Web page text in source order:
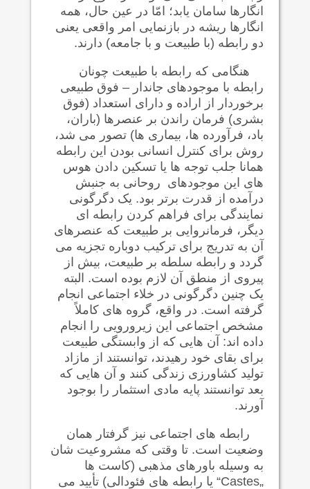
انگارها سامان يابد؛ امّا در عین حال، همه
انگارها ريشه در بازنمایی امر واقعی يعنی
دو رابطه (با طبيعت و با جامعه) دارند.
هنگامی که رابطه با طبيعت چونان
رابطه با موجودهای جاندار – فوق طبيعی
برخوردار از اراده و دارای استعداد (فوق
بشری) فرمان راندن بر عنصرها (باران،
باد، فرآورده ها، بيماری ها) تصور می شد،
روش برای کنترل انسانی بودن این رابطه
همانا جلب توجه ها یا تسکین دادن هوس
های این موجودهای روحانی به جنبش
درآمده از قدرت برتر بود. یک دگرگونی
نمایندگی برای فراهم کردن رابطه ای
ديگر، فرمانروایی بر طبيعت که عنصرهای
آن به تدريج برای ترکیب دوباره تجزیه می
گردد و رابطه سلطه بر طبيعت، بیش از
پيروی از منطق آن لازم بوده است. البته
یک چنین دگرگونی در خلاء اجتماعی انجام
گرفته است. در واقع، گروه های کاملاً
مشخص اجتماعی این زیرورویی را انجام
داده اند: آن هایی که از وابستگی طبيعت
برای بقای خود رهیدند، توانستند از مازاد
توليد کشاورزی زندگی کنند و آن هایی که
بعد توانستند پايه مادی استثمار را بوجود
آورند.
رابطه های اجتماعی نیز گرفتار همان
وضعیت است. تا وقتی که مشروعیت شان
به وسیله باورهای مذهبی (کاست ها
„
Castes“ یا رابطه های فئودالی) تأیید می